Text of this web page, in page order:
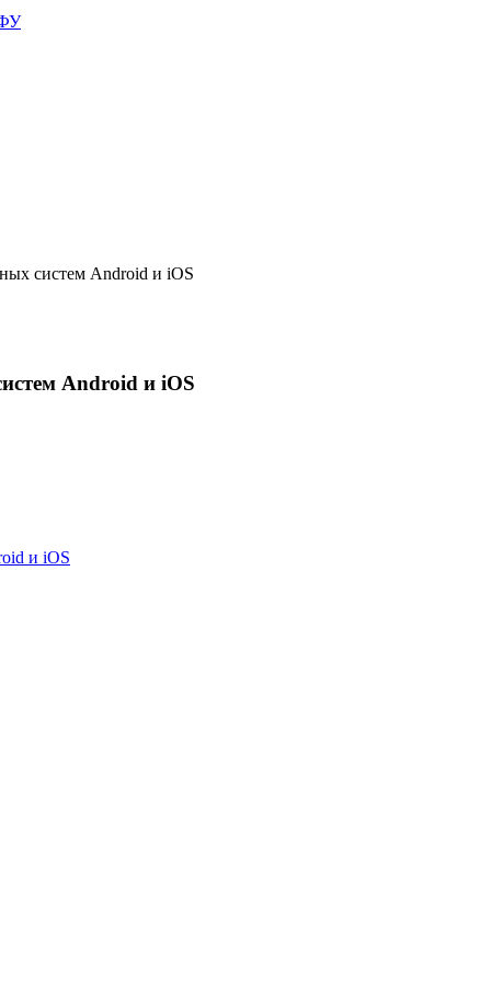
систем Android и iOS
Android и iOS